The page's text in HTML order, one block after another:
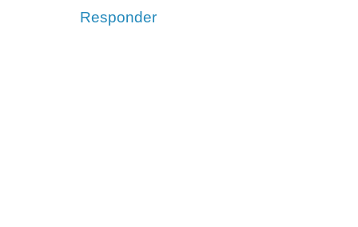
Responder